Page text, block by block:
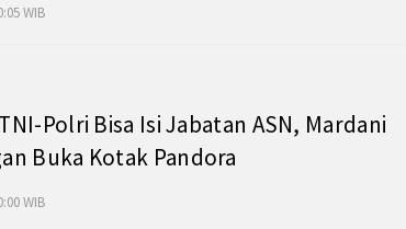
WIB
Polri Bisa Isi Jabatan ASN, Mardani
Buka Kotak Pandora
WIB